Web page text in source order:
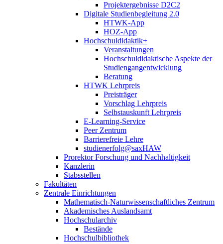
Projektergebnisse D2C2
Digitale Studienbegleitung 2.0
HTWK-App
HOZ-App
Hochschuldidaktik+
Veranstaltungen
Hochschuldidaktische Aspekte der
Studiengangentwicklung
Beratung
HTWK Lehrpreis
Preisträger
Vorschlag Lehrpreis
Selbstauskunft Lehrpreis
E-Learning-Service
Peer Zentrum
Barrierefreie Lehre
studienerfolg@saxHAW
Prorektor Forschung und Nachhaltigkeit
Kanzlerin
Stabsstellen
Fakultäten
Zentrale Einrichtungen
Mathematisch-Naturwissenschaftliches Zentrum
Akademisches Auslandsamt
Hochschularchiv
Bestände
Hochschulbibliothek